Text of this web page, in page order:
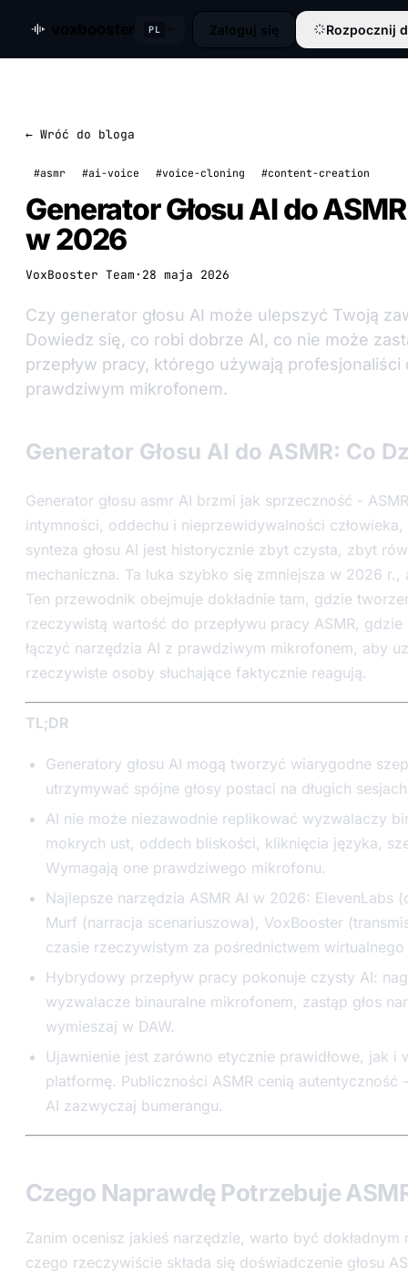
PL Zaloguj się Rozpocznij
← Wróć do bloga
#asmr #ai-voice #voice-cloning #content-creation
Generator Głosu AI do
w 2026
VoxBooster Team · 28 maja 2026
Czy generator głosu AI może ulepszyć Twoją
Dowiedz się, co robi dobrze AI, co nie może
przepływ pracy, którego używają profesjonaliści
prawdziwym mikrofonem.
Generator Głosu AI do ASMR: Co
Generator głosu asmr AI brzmi jak sprzeczność -
intymności, oddechu i nieprzewidywalności
synteza głosu AI jest historycznie zbyt czysta, zbyt
mechaniczna. Ta luka szybko się zmniejsza w 2026 r.,
Ten przewodnik obejmuje dokładnie tam, gdzie
rzeczywistą wartość do przepływu pracy ASMR,
łączyć narzędzia AI z prawdziwym mikrofonem, aby
rzeczywiste osoby słuchające faktycznie reagują.
TL;DR
Generatory głosu AI mogą tworzyć wiarygodne
utrzymywać spójne głosy postaci na długich
AI nie może niezawodnie replikować wyzwalaczy
mokrych ust, oddech bliskości, kliknięcia języka,
Wymagają one prawdziwego mikrofonu.
Najlepsze narzędzia ASMR AI w 2026: ElevenLabs
Murf (narracja scenariuszowa), VoxBooster
czasie rzeczywistym za pośrednictwem
Hybrydowy przepływ pracy pokonuje czysty AI:
wyzwalacze binauralne mikrofonem, zastąp głos
wymieszaj w DAW.
Ujawnienie jest zarówno etycznie prawidłowe, jak i
platformę. Publiczności ASMR cenią autentyczność
AI zazwyczaj bumerangu.
Czego Naprawdę Potrzebuje
Zanim ocenisz jakieś narzędzie, warto być dokładnym
czego rzeczywiście składa się doświadczenie głosu